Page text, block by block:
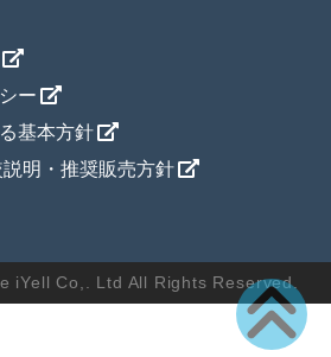
ー
基本方針
明・推奨販売方針
iYell Co,. Ltd All Rights Reserved.